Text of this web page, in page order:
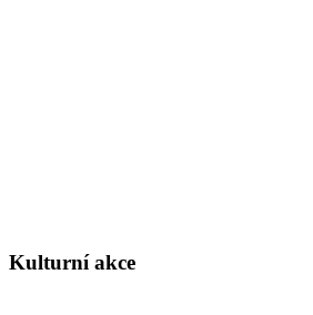
Kulturní akce